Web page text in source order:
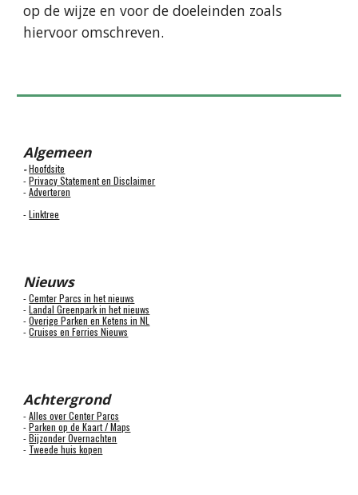
op de wijze en voor de doeleinden zoals
hiervoor omschreven.
Algemeen
-Hoofdsite
-Privacy Statement en Disclaimer
-Adverteren
-Linktree
Nieuws
-Cemter Parcs in het nieuws
-Landal Greenpark in het nieuws
-Overige Parken en Ketens in NL
-Cruises en Ferries Nieuws
Achtergrond
-Alles over Center Parcs
-Parken op de Kaart / Maps
-Bijzonder Overnachten
- Tweede huis kopen